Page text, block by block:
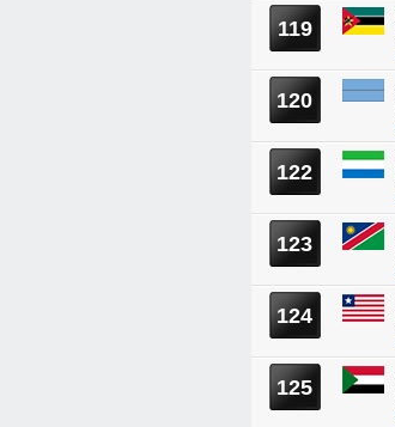
119
120
122
123
124
125